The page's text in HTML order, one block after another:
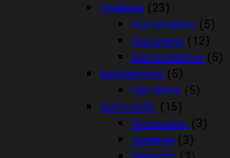
Hygiejne (23)
Kattebakker (5)
Kattegrus (12)
Kattetoiletter (5)
kattelemme (5)
Cat Mate (5)
Katteskåle (15)
Automater (3)
Keramik (3)